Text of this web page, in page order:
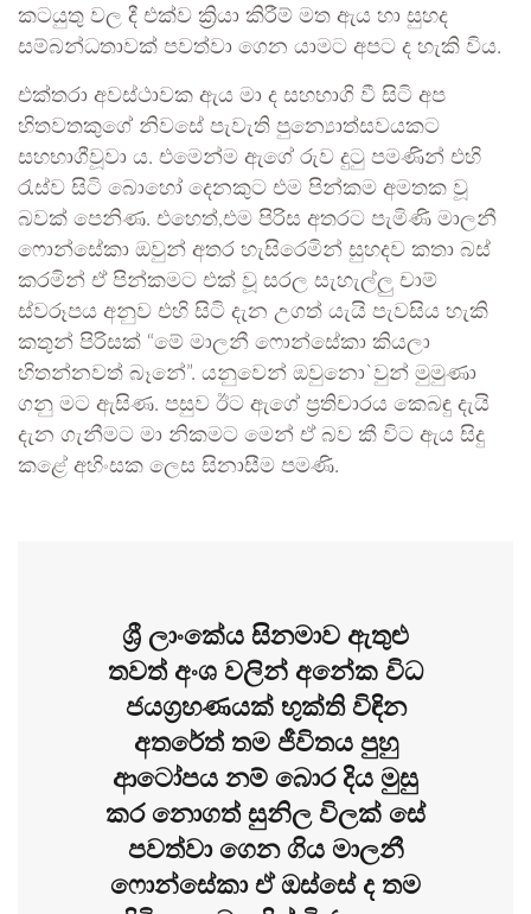
කටයුතු වල දී එක්ව ක්‍රියා කිරීම් මත ඇය හා සුහද
සම්බන්ධතාවක් පවත්වා ගෙන යාමට අපට ද හැකි විය.
එක්තරා අවස්ථාවක ඇය මා ද සහභාගි වී සිටි අප
හිතවතකුගේ නිවසේ පැවැති පුන්‍යොත්සවයකට
සහභාගීවූවා ය. එමෙන්ම ඇගේ රුව දුටු පමණින් එහි
රැස්ව සිටි බොහෝ දෙනකුට එම පින්කම අමතක වූ
බවක් පෙනිණ. එහෙත්,එම පිරිස අතරට පැමිණි මාලනී
ෆොන්සේකා ඔවුන් අතර හැසිරෙමින් සුහදව කතා බස්
කරමින් ඒ පින්කමට එක් වූ සරල සැහැල්ලු චාම්
ස්වරූපය අනුව එහි සිටි දැන උගත් යැයි පැවසිය හැකි
කතුන් පිරිසක් “මේ මාලනී ෆොන්සේකා කියලා
හිතන්නවත් බෑනේ”. යනුවෙන් ඔවුනො`වුන් මුමුණා
ගනු මට ඇසිණ. පසුව ඊට ඇගේ ප්‍රතිචාරය කෙබඳු දැයි
දැන ගැනීමට මා නිකමට මෙන් ඒ බව කී විට ඇය සිදු
කළේ අහිංසක ලෙස සිනාසීම පමණි.
ශ්‍රී ලාංකේය සිනමාව ඇතුළු
තවත් අංශ වලින් අනේක විධ
ජයග්‍රහණයක් භුක්ති විඳින
අතරේත් තම ජීවිතය පුහු
ආටෝපය නම් බොර දිය මුසු
කර නොගත් සුනිල විලක් සේ
පවත්වා ගෙන ගිය මාලනී
ෆොන්සේකා ඒ ඔස්සේ ද තම